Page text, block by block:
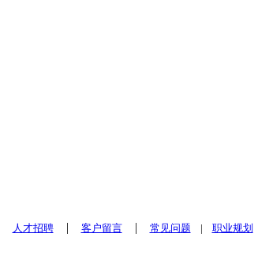
人才招聘| 客户留言| 常见问题 | 职业规划